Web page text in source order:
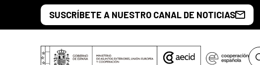
Saltar al contenido principal
SUSCRÍBETE A NUESTRO CANAL DE NOTICIAS